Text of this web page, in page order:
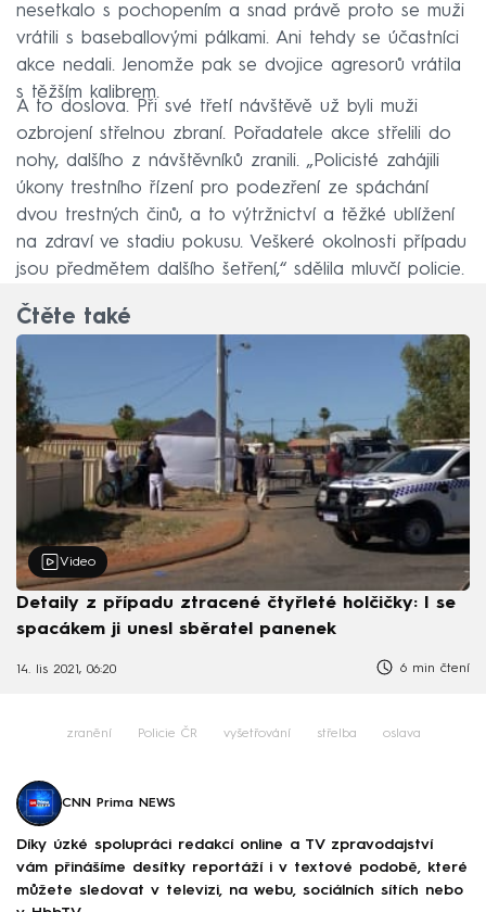
nesetkalo s pochopením a snad právě proto se muži
vrátili s baseballovými pálkami. Ani tehdy se účastníci
akce nedali. Jenomže pak se dvojice agresorů vrátila
s těžším kalibrem.
A to doslova. Při své třetí návštěvě už byli muži
ozbrojení střelnou zbraní. Pořadatele akce střelili do
nohy, dalšího z návštěvníků zranili. „Policisté zahájili
úkony trestního řízení pro podezření ze spáchání
dvou trestných činů, a to výtržnictví a těžké ublížení
na zdraví ve stadiu pokusu. Veškeré okolnosti případu
jsou předmětem dalšího šetření,“ sdělila mluvčí policie.
Čtěte také
Video
Detaily z případu ztracené čtyřleté holčičky: I se
spacákem ji unesl sběratel panenek
14. lis 2021, 06:20 6 min čtení
zranění Policie ČR vyšetřování střelba oslava
CNN Prima NEWS
Díky úzké spolupráci redakcí online a TV zpravodajství
vám přinášíme desítky reportáží i v textové podobě, které
můžete sledovat v televizi, na webu, sociálních sítích nebo